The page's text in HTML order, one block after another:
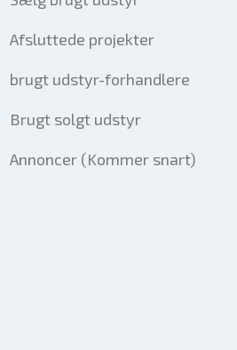
Afsluttede projekter
brugt udstyr-forhandlere
Brugt solgt udstyr
Annoncer (Kommer snart)